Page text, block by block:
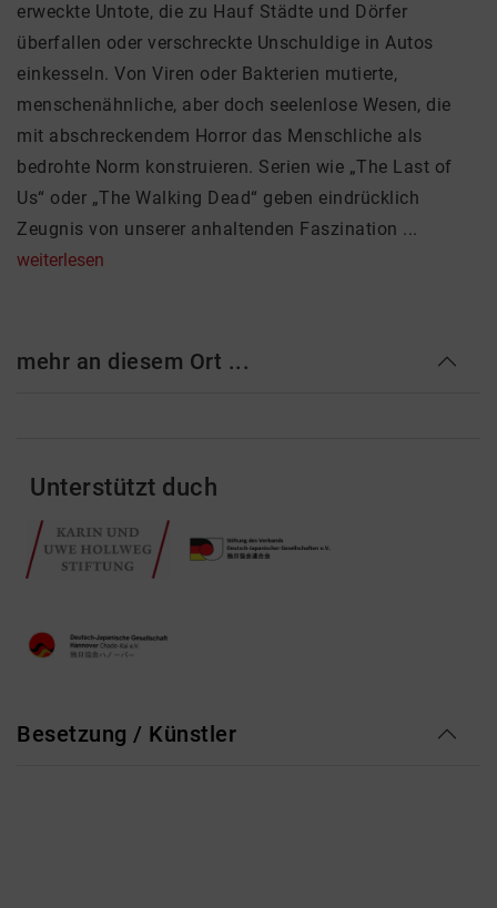
erweckte Untote, die zu Hauf Städte und Dörfer
überfallen oder verschreckte Unschuldige in Autos
einkesseln. Von Viren oder Bakterien mutierte,
menschenähnliche, aber doch seelenlose Wesen, die
mit abschreckendem Horror das Menschliche als
bedrohte Norm konstruieren. Serien wie „The Last of
Us“ oder „The Walking Dead“ geben eindrücklich
Zeugnis von unserer anhaltenden Faszination ...
weiterlesen
mehr an diesem Ort ...
Unterstützt duch
Besetzung / Künstler